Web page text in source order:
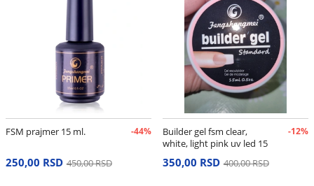
FSM prajmer 15 ml. -44%
250,00 RSD 450,00 RSD
Builder gel fsm clear,
white, light pink uv led 15
-12%
350,00 RSD 400,00 RSD